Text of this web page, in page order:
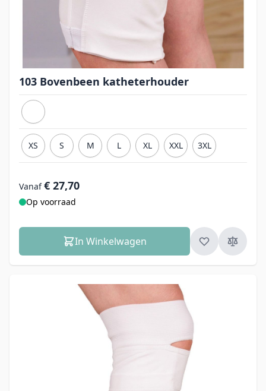
103 Bovenbeen katheterhouder
XS S M L XL XXL 3XL
Vanaf € 27,70
Op voorraad
In Winkelwagen